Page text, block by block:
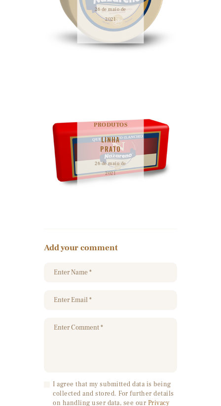
26 de maio de
2021
PRODUTOS
LINHA
PRATO
26 de maio de
2021
Add your comment
I agree that my submitted data is being
collected and stored. For further details
on handling user data, see our Privacy